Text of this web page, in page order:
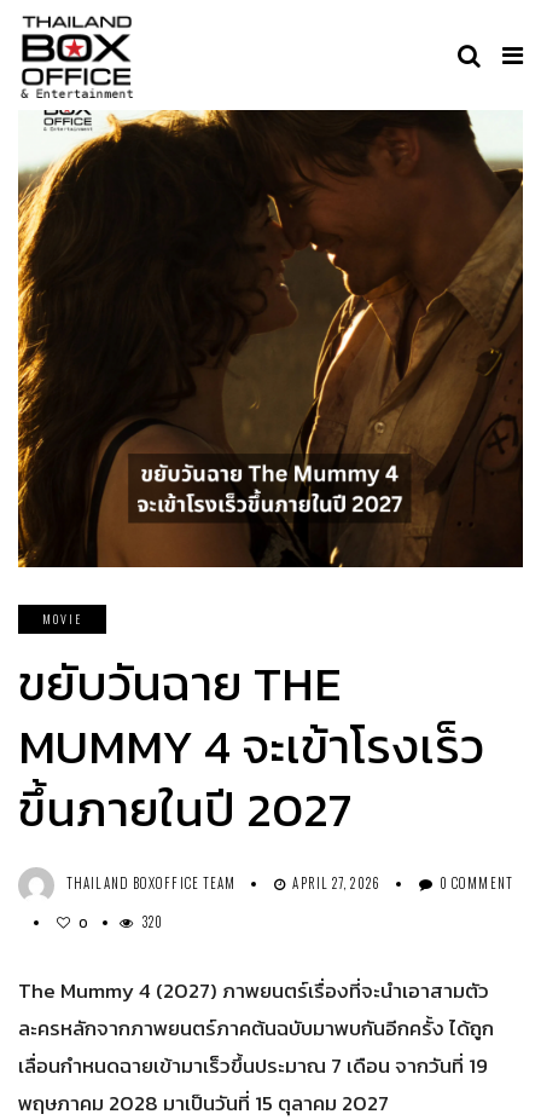
MOVIE
ขยับวันฉาย THE
MUMMY 4 จะเข้าโรงเร็ว
ขึ้นภายในปี 2027
THAILAND BOXOFFICE TEAM APRIL 27, 2026 0 COMMENT
0 320
The Mummy 4 (2027) ภาพยนตร์เรื่องที่จะนำเอาสามตัว
ละครหลักจากภาพยนตร์ภาคต้นฉบับมาพบกันอีกครั้ง ได้ถูก
เลื่อนกำหนดฉายเข้ามาเร็วขึ้นประมาณ 7 เดือน จากวันที่ 19
พฤษภาคม 2028 มาเป็นวันที่ 15 ตุลาคม 2027